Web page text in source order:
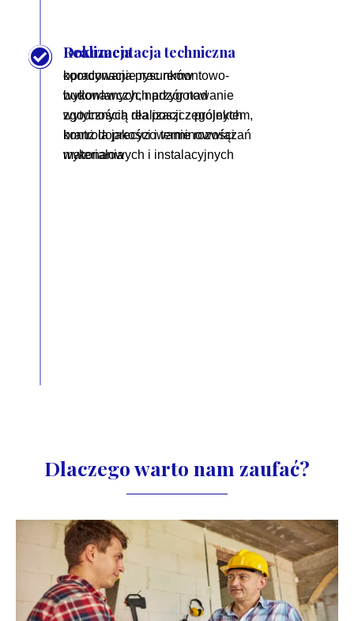
Dokumentacja techniczna
opracowanie rysunków
wykonawczych przygotowanie
wytycznych dla poszczególnych
branż doprecyzowanie rozwiązań
materiałowych i instalacyjnych
Realizacja
koordynacja prac remontowo-
budowlanych, nadzór nad
zgodnością realizacji z projektem,
kontrola jakości i terminowości
wykonania
Dlaczego warto nam zaufać?